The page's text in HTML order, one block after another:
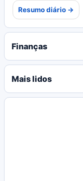
Resumo diário →
Finanças
Mais lidos